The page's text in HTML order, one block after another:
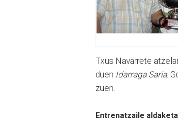
Txus Navarrete
duen Idarraga Saria.
zuen.
Entrenatzaile aldaketa